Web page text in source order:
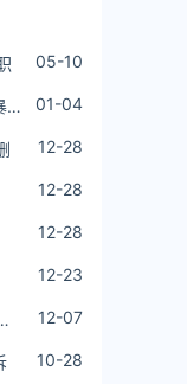
05-10
,
01-04
12-28
12-28
12-28
12-23
12-07
10-28